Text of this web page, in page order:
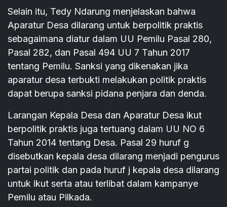
Selain itu, Tedy Ndarung menjelaskan bahwa
Aparatur Desa dilarang untuk berpolitik praktis
sebagaimana diatur dalam UU Pemilu Pasal 280,
Pasal 282, dan Pasal 494 UU 7 Tahun 2017
tentang Pemilu. Sanksi yang dikenakan jika
aparatur desa terbukti melakukan politik praktis
dapat berupa sanksi pidana penjara dan denda.
Larangan Kepala Desa dan Aparatur Desa ikut
berpolitik praktis juga tertuang dalam UU NO 6
Tahun 2014 tentang Desa. Pasal 29 huruf g
disebutkan kepala desa dilarang menjadi pengurus
partai politik dan pada huruf j kepala desa dilarang
untuk ikut serta atau terlibat dalam kampanye
Pemilu atau Pilkada.